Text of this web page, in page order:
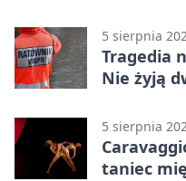
5 sierpnia
Tragedia
Nie żyją
5 sierpnia
taniec